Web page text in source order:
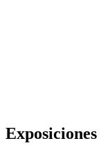
Exposiciones